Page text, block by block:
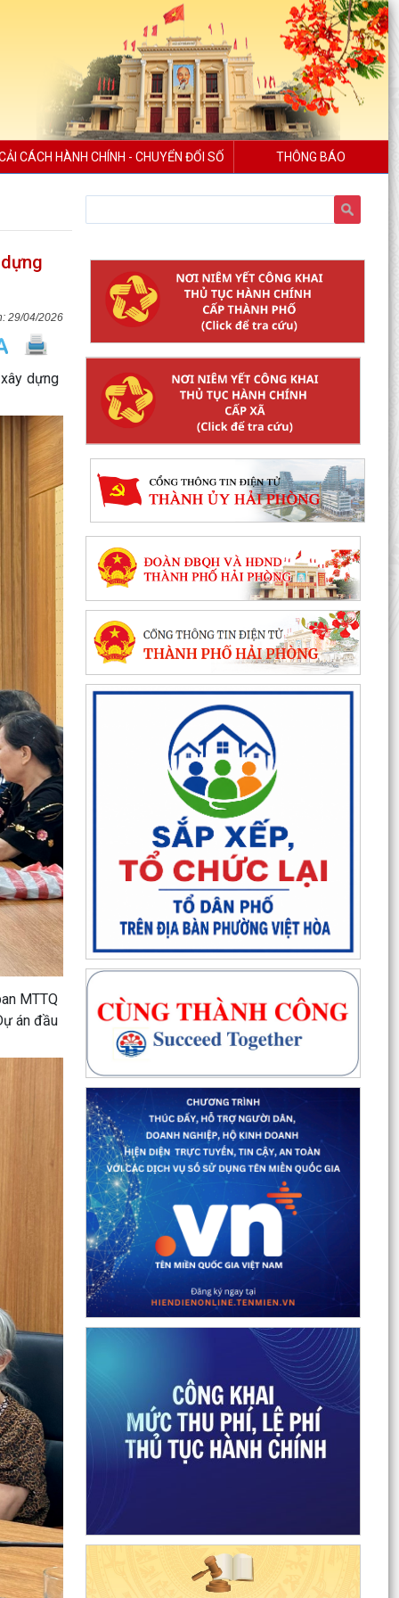
CÁCH HÀNH CHÍNH - CHUYỂN ĐỔI SỐ THÔNG BÁO
29/04/2026
dựng
MTTQ
án đầu